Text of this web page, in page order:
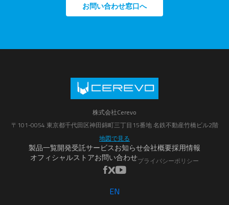
お問い合わせ窓口へ
株式会社Cerevo
〒101-0054 東京都千代田区神田錦町三丁目15番地 名鉄不動産竹橋ビル2階
地図で見る
製品一覧開発受託サービスお知らせ会社概要採用情報
オフィシャルストアお問い合わせプライバシーポリシー
EN